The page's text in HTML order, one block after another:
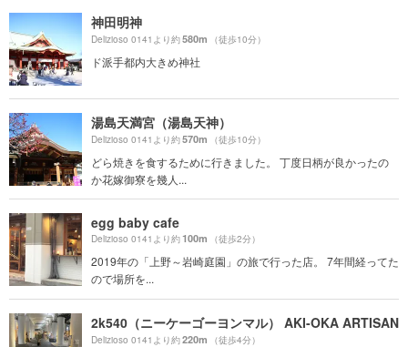
神田明神
Delizioso 0141より約580m （徒歩10分）
ド派手都内大きめ神社
湯島天満宮（湯島天神）
Delizioso 0141より約570m （徒歩10分）
どら焼きを食するために行きました。 丁度日柄が良かったの
か花嫁御寮を幾人...
egg baby cafe
Delizioso 0141より約100m （徒歩2分）
2019年の「上野～岩崎庭園」の旅で行った店。 7年間経ってた
ので場所を...
2k540（ニーケーゴーヨンマル） AKI-OKA ARTISAN
Delizioso 0141より約220m （徒歩4分）